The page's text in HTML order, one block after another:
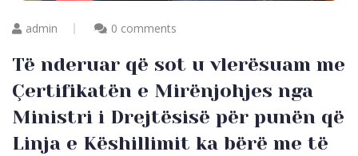
admin 0 comments
Të nderuar që sot u vlerësuam me
Çertifikatën e Mirënjohjes nga
Ministri i Drejtësisë për punën që
Linja e Këshillimit ka bërë me të